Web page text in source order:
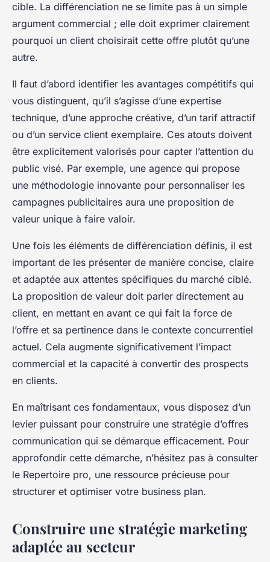
cible. La différenciation ne se limite pas à un simple
argument commercial ; elle doit exprimer clairement
pourquoi un client choisirait cette offre plutôt qu’une
autre.
Il faut d’abord identifier les avantages compétitifs qui
vous distinguent, qu’il s’agisse d’une expertise
technique, d’une approche créative, d’un tarif attractif
ou d’un service client exemplaire. Ces atouts doivent
être explicitement valorisés pour capter l’attention du
public visé. Par exemple, une agence qui propose
une méthodologie innovante pour personnaliser les
campagnes publicitaires aura une proposition de
valeur unique à faire valoir.
Une fois les éléments de différenciation définis, il est
important de les présenter de manière concise, claire
et adaptée aux attentes spécifiques du marché ciblé.
La proposition de valeur doit parler directement au
client, en mettant en avant ce qui fait la force de
l’offre et sa pertinence dans le contexte concurrentiel
actuel. Cela augmente significativement l’impact
commercial et la capacité à convertir des prospects
en clients.
En maîtrisant ces fondamentaux, vous disposez d’un
levier puissant pour construire une stratégie d’offres
communication qui se démarque efficacement. Pour
approfondir cette démarche, n’hésitez pas à consulter
le Repertoire pro, une ressource précieuse pour
structurer et optimiser votre business plan.
Construire une stratégie marketing
adaptée au secteur